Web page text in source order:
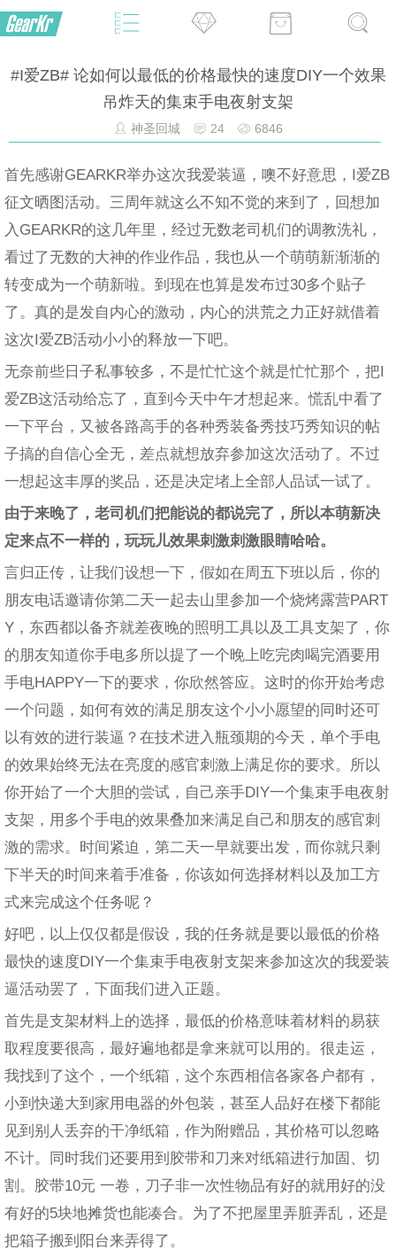
#I爱ZB# 论如何以最低的价格最快的速度DIY一个效果
吊炸天的集束手电夜射支架
神圣回城 24 6846
首先感谢GEARKR举办这次我爱装逼，噢不好意思，I爱ZB
征文晒图活动。三周年就这么不知不觉的来到了，回想加
入GEARKR的这几年里，经过无数老司机们的调教洗礼，
看过了无数的大神的作业作品，我也从一个萌萌新渐渐的
转变成为一个萌新啦。到现在也算是发布过30多个贴子
了。真的是发自内心的激动，内心的洪荒之力正好就借着
这次I爱ZB活动小小的释放一下吧。
无奈前些日子私事较多，不是忙忙这个就是忙忙那个，把I
爱ZB这活动给忘了，直到今天中午才想起来。慌乱中看了
一下平台，又被各路高手的各种秀装备秀技巧秀知识的帖
子搞的自信心全无，差点就想放弃参加这次活动了。不过
一想起这丰厚的奖品，还是决定堵上全部人品试一试了。
由于来晚了，老司机们把能说的都说完了，所以本萌新决
定来点不一样的，玩玩儿效果刺激刺激眼睛哈哈。
言归正传，让我们设想一下，假如在周五下班以后，你的
朋友电话邀请你第二天一起去山里参加一个烧烤露营PART
Y，东西都以备齐就差夜晚的照明工具以及工具支架了，你
的朋友知道你手电多所以提了一个晚上吃完肉喝完酒要用
手电HAPPY一下的要求，你欣然答应。这时的你开始考虑
一个问题，如何有效的满足朋友这个小小愿望的同时还可
以有效的进行装逼？在技术进入瓶颈期的今天，单个手电
的效果始终无法在亮度的感官刺激上满足你的要求。所以
你开始了一个大胆的尝试，自己亲手DIY一个集束手电夜射
支架，用多个手电的效果叠加来满足自己和朋友的感官刺
激的需求。时间紧迫，第二天一早就要出发，而你就只剩
下半天的时间来着手准备，你该如何选择材料以及加工方
式来完成这个任务呢？
好吧，以上仅仅都是假设，我的任务就是要以最低的价格
最快的速度DIY一个集束手电夜射支架来参加这次的我爱装
逼活动罢了，下面我们进入正题。
首先是支架材料上的选择，最低的价格意味着材料的易获
取程度要很高，最好遍地都是拿来就可以用的。很走运，
我找到了这个，一个纸箱，这个东西相信各家各户都有，
小到快递大到家用电器的外包装，甚至人品好在楼下都能
见到别人丢弃的干净纸箱，作为附赠品，其价格可以忽略
不计。同时我们还要用到胶带和刀来对纸箱进行加固、切
割。胶带10元 一卷，刀子非一次性物品有好的就用好的没
有好的5块地摊货也能凑合。为了不把屋里弄脏弄乱，还是
把箱子搬到阳台来弄得了。